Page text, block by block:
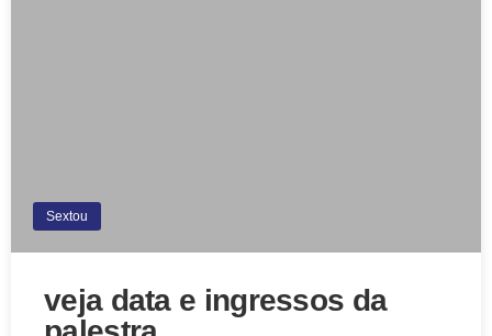
Sextou
veja data e ingressos da